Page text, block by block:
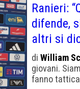
Ranieri:
difende,
altri si
di William
giovani.
fanno